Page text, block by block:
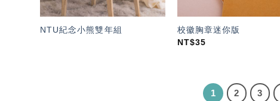
NTU紀念小熊雙年組
校徽胸章迷你版
NT$35
1 2 3